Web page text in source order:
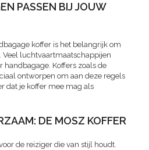
PASSEN BIJ JOUW
koffer is het belangrijk om
Veel luchtvaartmaatschappijen
handbagage. Koffers zoals de
ontworpen om aan deze regels
dat je koffer mee mag als
DE MOSZ KOFFER
de reiziger die van stijl houdt.